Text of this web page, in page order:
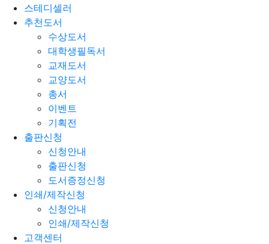
스테디셀러
추천도서
수상도서
대학생필독서
교재도서
교양도서
총서
이벤트
기획전
출판신청
신청안내
출판신청
도서증정신청
인쇄/제작신청
신청안내
인쇄/제작신청
고객센터